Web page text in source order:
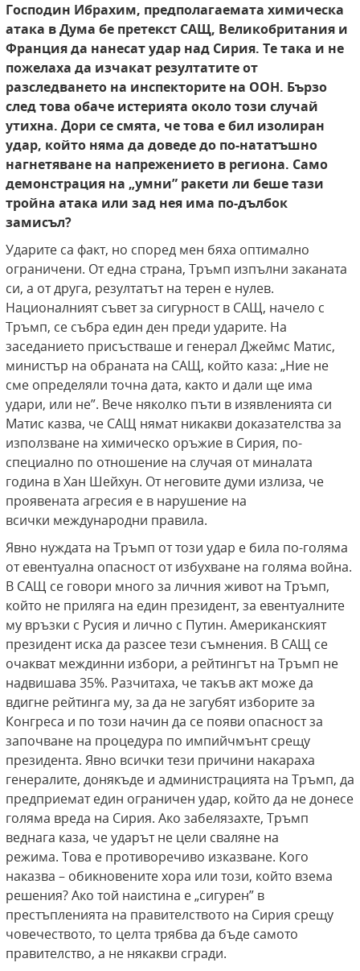
Господин Ибрахим, предполагаемата химическа
атака в Дума бе претекст САЩ, Великобритания и
Франция да нанесат удар над Сирия. Тетака и не
пожелаха да изчакат резултатите от
разследването на инспекторите на ООН. Бързо
след това обаче истерията около този случай
утихна. Дори се смята, че това е бил изолиран
удар, който няма да доведе до по-нататъшно
нагнетяване на напрежението в региона. Само
демонстрация на „умни” ракети ли беше тази
тройна атака или зад нея има по-дълбок
замисъл?
Ударите са факт, но според мен бяха оптимално
ограничени. От една страна, Тръмп изпълни заканата
си, а от друга, резултатът на терен е нулев.
Националният съвет за сигурност в САЩ, начело с
Тръмп, се събра един ден преди ударите. На
заседанието присъстваше и генерал Джеймс Матис,
министър на обраната на САЩ, който каза: „Ние не
сме определяли точна дата, както и дали ще има
удари, или не”. Вече няколко пъти в изявленията си
Матис казва, че САЩ нямат никакви доказателства за
използване на химическо оръжие в Сирия, по-
специално по отношение на случая от миналата
година в Хан Шейхун. От неговите думи излиза, че
проявената агресия е в нарушение на
всички международни правила.
Явно нуждата на Тръмп от този удар е била по-голяма
от евентуална опасност от избухване на голяма война.
В САЩ се говори много за личния живот на Тръмп,
който не приляга на един президент, за евентуалните
му връзки с Русия и лично с Путин. Американският
президент иска да разсее тези съмнения. В САЩ се
очакват междинни избори, а рейтингът на Тръмп не
надвишава 35%. Разчитаха, че такъв акт може да
вдигне рейтинга му, за да не загубят изборите за
Конгреса и по този начин да се появи опасност за
започване на процедура по импийчмънт срещу
президента. Явно всички тези причини накараха
генералите, донякъде и администрацията на Тръмп, да
предприемат един ограничен удар, който да не донесе
голяма вреда на Сирия. Ако забелязахте, Тръмп
веднага каза, че ударът не цели сваляне на
режима. Това е противоречиво изказване. Кого
наказва – обикновените хора или този, който взема
решения? Ако той наистина е „сигурен” в
престъпленията на правителството на Сирия срещу
човечеството, то целта трябва да бъде самото
правителство, а не някакви сгради.